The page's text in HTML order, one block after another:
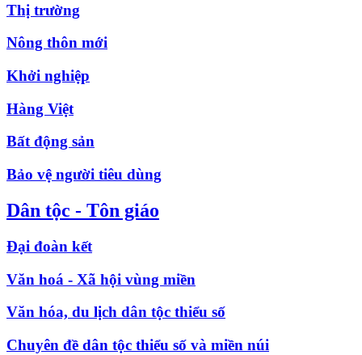
Thị trường
Nông thôn mới
Khởi nghiệp
Hàng Việt
Bất động sản
Bảo vệ người tiêu dùng
Dân tộc - Tôn giáo
Đại đoàn kết
Văn hoá - Xã hội vùng miền
Văn hóa, du lịch dân tộc thiểu số
Chuyên đề dân tộc thiểu số và miền núi